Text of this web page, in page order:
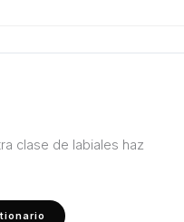
clase de labiales haz